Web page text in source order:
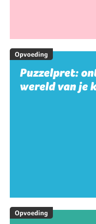
Opvoeding
Puzzelpret:
wereld van je
Opvoeding